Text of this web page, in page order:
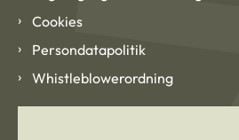
Cookies
Persondatapolitik
Whistleblowerordning